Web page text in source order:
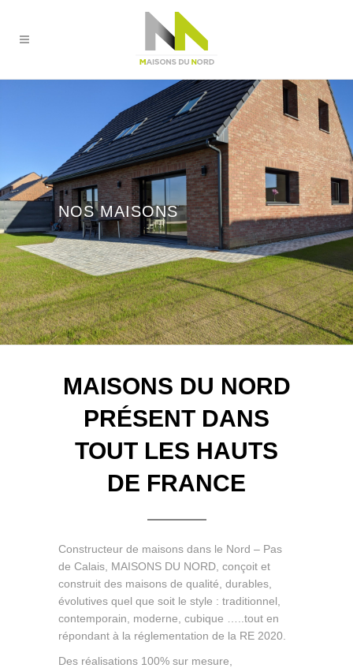
NOS MAISONS
MAISONS DU NORD
PRÉSENT DANS
TOUT LES HAUTS
DE FRANCE
Constructeur de maisons dans le Nord – Pas
de Calais, MAISONS DU NORD, conçoit et
construit des maisons de qualité, durables,
évolutives quel que soit le style : traditionnel,
contemporain, moderne, cubique …..tout en
répondant à la réglementation de la RE 2020.
Des réalisations 100% sur mesure,